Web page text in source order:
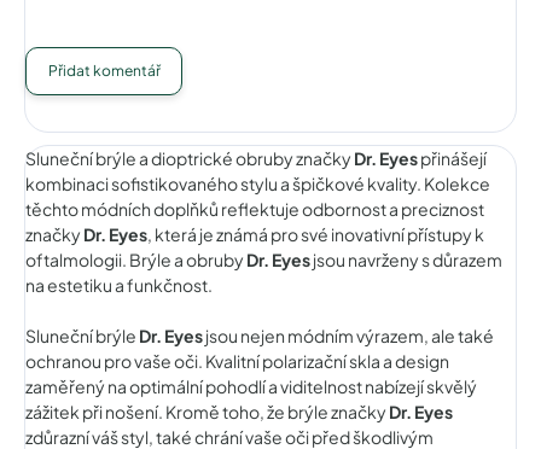
Přidat komentář
Sluneční brýle a dioptrické obruby značkyDr. Eyespřinášejí
kombinaci sofistikovaného stylu a špičkové kvality. Kolekce
těchto módních doplňků reflektuje odbornost a preciznost
značkyDr. Eyes, která je známá pro své inovativní přístupy k
oftalmologii. Brýle a obrubyDr. Eyesjsou navrženy s důrazem
na estetiku a funkčnost.
Sluneční brýle Dr. Eyesjsou nejen módním výrazem, ale také
ochranou pro vaše oči. Kvalitní polarizační skla a design
zaměřený na optimální pohodlí a viditelnost nabízejí skvělý
zážitek při nošení. Kromě toho, že brýle značkyDr. Eyes
zdůrazní váš styl, také chrání vaše oči před škodlivým